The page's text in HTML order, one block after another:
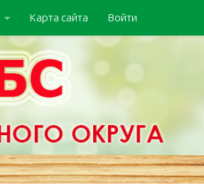
Карта сайта Войти